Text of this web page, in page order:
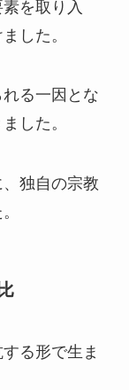
を取り入
した。
る一因とな
した。
独自の宗教
る形で生ま